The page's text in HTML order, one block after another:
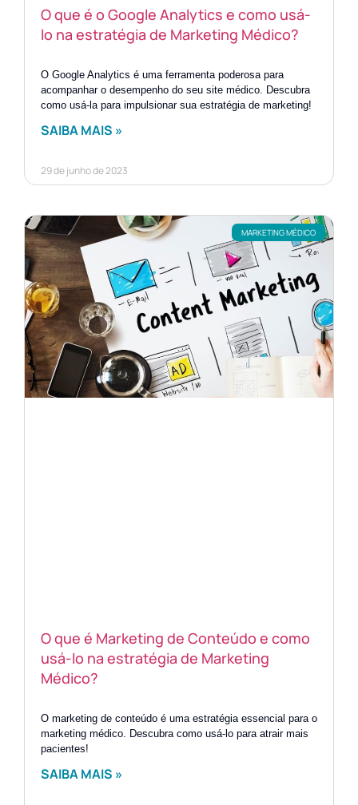
O que é o Google Analytics e como usá-
lo na estratégia de Marketing Médico?
O Google Analytics é uma ferramenta poderosa para
acompanhar o desempenho do seu site médico. Descubra
como usá-la para impulsionar sua estratégia de marketing!
SAIBA MAIS »
29 de junho de 2023
MARKETING MÉDICO
O que é Marketing de Conteúdo e como
usá-lo na estratégia de Marketing
Médico?
O marketing de conteúdo é uma estratégia essencial para o
marketing médico. Descubra como usá-lo para atrair mais
pacientes!
SAIBA MAIS »